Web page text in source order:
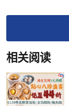
相关阅读